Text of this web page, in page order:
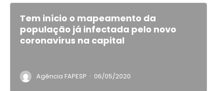
Tem início o mapeamento da
população já infectada pelo novo
coronavírus na capital
Agência FAPESP · 06/05/2020